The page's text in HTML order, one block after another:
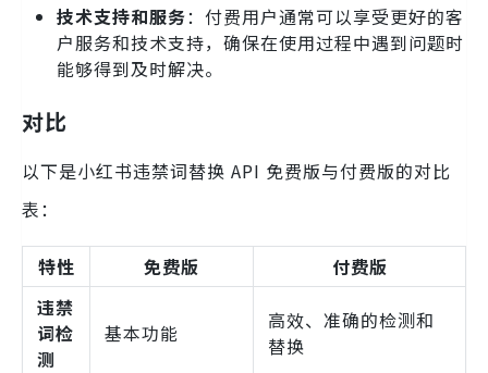
技术支持和服务：付费用户通常可以享受更好的客
户服务和技术支持，确保在使用过程中遇到问题时
能够得到及时解决。
对比
以下是小红书违禁词替换 API 免费版与付费版的对比
表：
特性 免费版
付费版
违禁
词检
测
基本功能
高效、准确的检测和
替换